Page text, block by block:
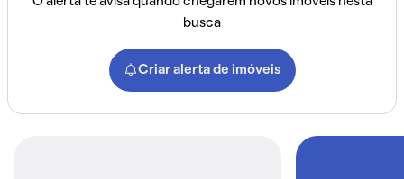
busca
Criar alerta de imóveis